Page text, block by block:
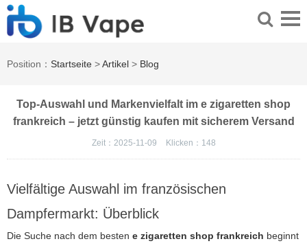
Position： Startseite >Artikel > Blog
Top-Auswahl und Markenvielfalt im e zigaretten shop
frankreich – jetzt günstig kaufen mit sicherem Versand
Zeit：2025-11-09 Klicken： 148
Vielfältige Auswahl im französischen
Dampfermarkt: Überblick
Die Suche nach dem besten e zigaretten shop frankreich beginnt